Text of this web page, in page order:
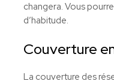
changera. Vous
d’habitude.
Couverture
La couverture des